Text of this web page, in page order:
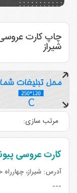
چاپ کارت
شیراز
مرتب سازی:
کارت عروسی
آدرس: شیراز،
---